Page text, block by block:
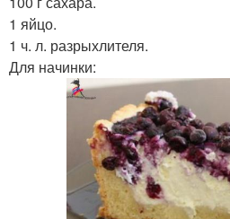
1 яйцо.
1 ч. л. разрыхлителя.
Для начинки: